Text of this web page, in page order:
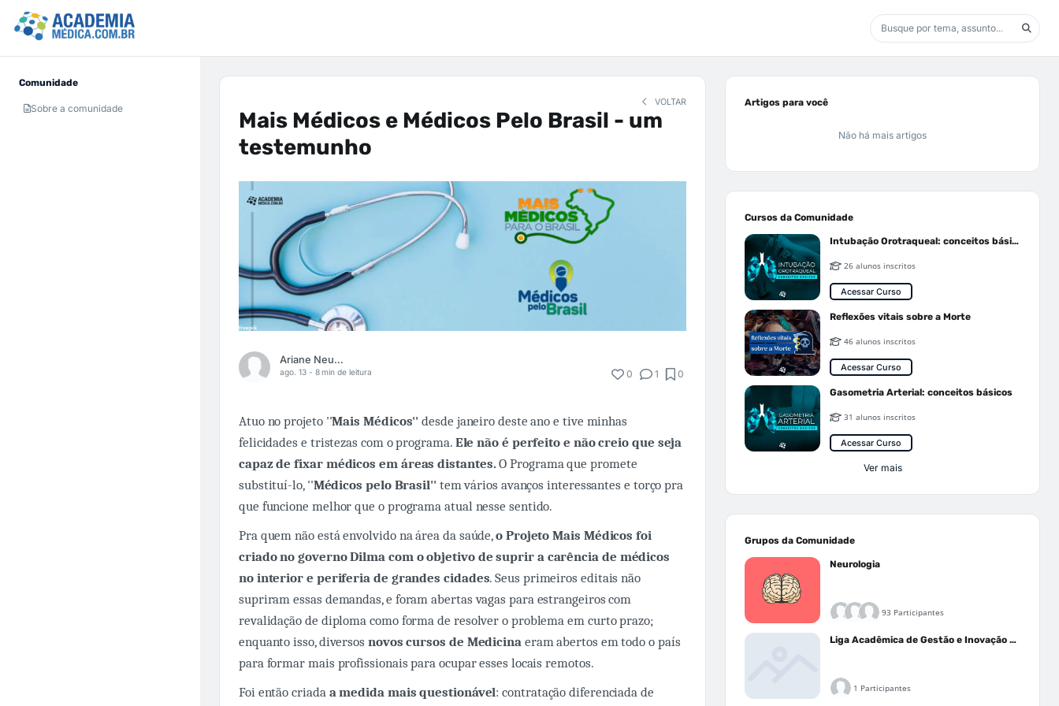
Comunidade
Sobre a comunidade
VOLTAR
Mais Médicos e Médicos Pelo Brasil - um
testemunho
Ariane Neuhaus
ago. 13 - 8 min de leitura 0 1 0
Atuo no projeto ''Mais Médicos'' desde janeiro deste ano e tive minhas
felicidades e tristezas com o programa. Ele não é perfeito e não creio que seja
capaz de fixar médicos em áreas distantes. O Programa que promete
substituí-lo, ''Médicos pelo Brasil'' tem vários avanços interessantes e torço pra
que funcione melhor que o programa atual nesse sentido.
Pra quem não está envolvido na área da saúde,o Projeto Mais Médicos foi
criado no governo Dilma com o objetivo de suprir a carência de médicos
no interior e periferia de grandes cidades. Seus primeiros editais não
supriram essas demandas, e foram abertas vagas para estrangeiros com
revalidação de diploma como forma de resolver o problema em curto prazo;
enquanto isso, diversos novos cursos de Medicinaeram abertos em todo o país
para formar mais profissionais para ocupar esses locais remotos.
Foi então criada a medida mais questionável: contratação diferenciada de
Artigos para você
Não há mais artigos
Cursos da Comunidade
Intubação Orotraqueal: conceitos básicos
26 alunos inscritos
Acessar Curso
Reflexões vitais sobre a Morte
46 alunos inscritos
Acessar Curso
Gasometria Arterial: conceitos básicos
31 alunos inscritos
Acessar Curso
Ver mais
Grupos da Comunidade
Neurologia
93 Participantes
Liga Acadêmica de Gestão e Inovação Médica - LAGIM
1 Participantes